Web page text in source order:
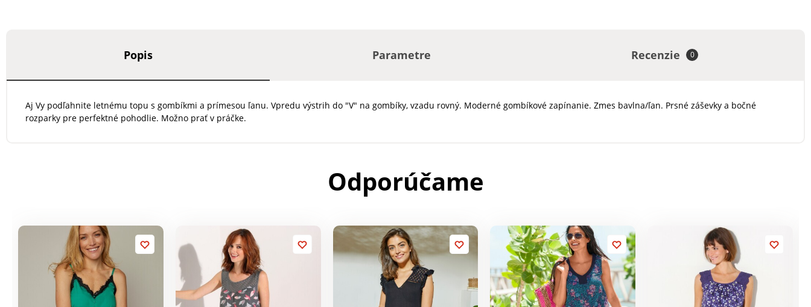
Popis Parametre Recenzie 0
Aj Vy podľahnite letnému topu s gombíkmi a prímesou ľanu. Vpredu výstrih do "V" na gombíky, vzadu rovný. Moderné gombíkové zapínanie. Zmes bavlna/ľan. Prsné záševky a bočné
rozparky pre perfektné pohodlie. Možno prať v práčke.
Odporúčame